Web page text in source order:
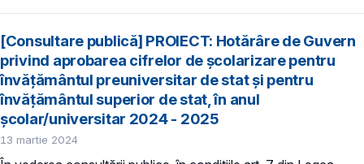
[Consultare publică] PROIECT: Hotărâre de Guvern
privind aprobarea cifrelor de școlarizare pentru
învățământul preuniversitar de stat și pentru
învățământul superior de stat, în anul
școlar/universitar 2024 - 2025
13 martie 2024